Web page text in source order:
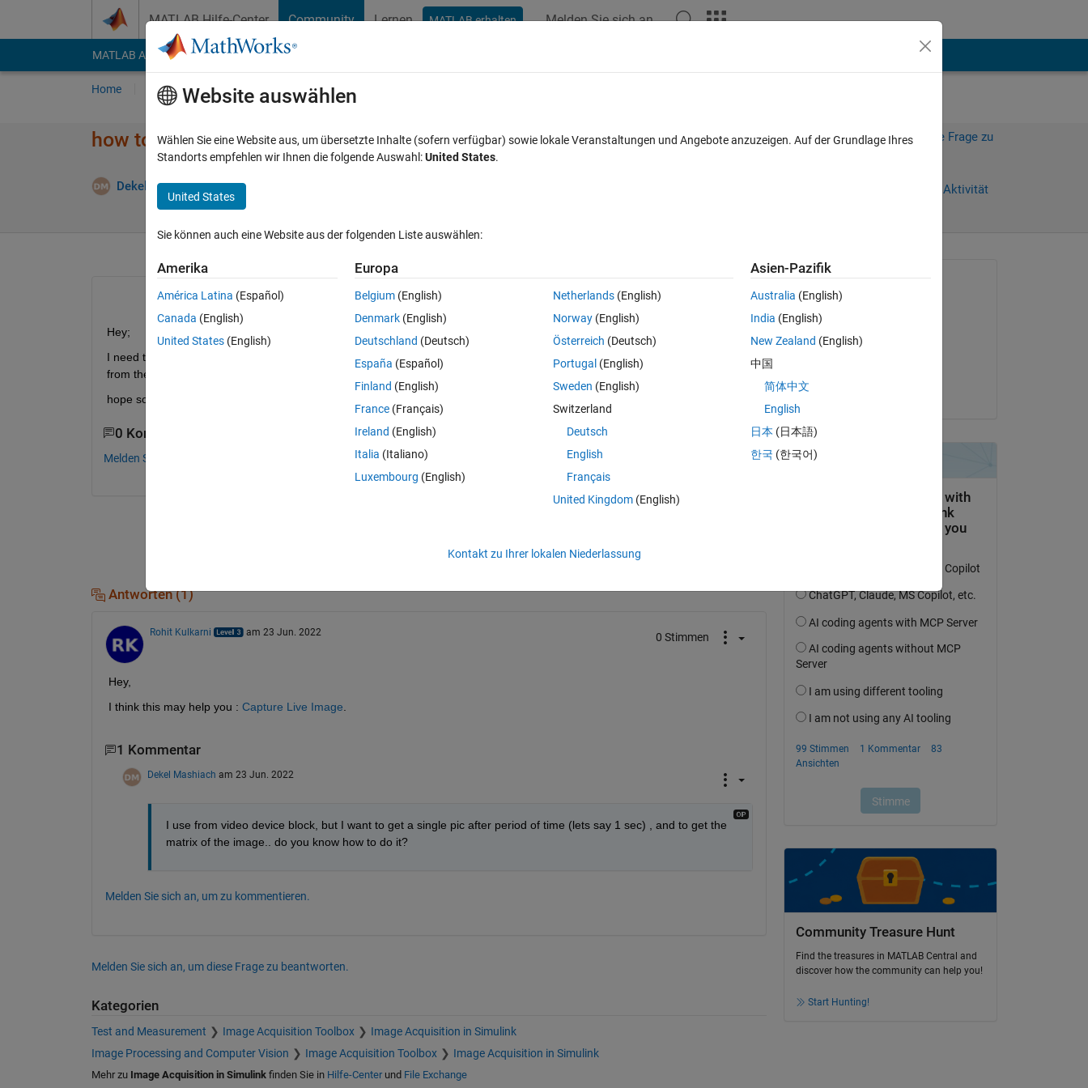
MATLAB Hilfe-Center Community Lernen MATLAB erhalten Melden Sie sich an
MATLAB Answers File Exchange Cody
Home Fragen Antworten Durchsuchen
how to get an image from webcam
Dekel Mashiach 23 Jun. 2022
Melden Sie sich an, um diese Frage zu
Anmelden, um Aktivität
0 Stimmen
Hey;
I need to get an image from webcam in simulink. I try to use "from video device" block and I dont know how to get snapshot
from the block...
hope someone can help..
0 Kommentare
Melden Sie sich an, um zu kommentieren.
WeiterleitenAnmelden, um Aktivität zu verfolgen
Antworten (1)
Rohit Kulkarni am 23 Jun. 2022 0 Stimmen
Hey,
I think this may help you : Capture Live Image.
1 Kommentar
Dekel Mashiach am 23 Jun. 2022
I use from video device block, but I want to get a single pic after period of time (lets say 1 sec) , and to get the
matrix of the image.. do you know how to do it?
Melden Sie sich an, um zu kommentieren.
Melden Sie sich an, um diese Frage zu beantworten.
Kategorien
Test and Measurement Image Acquisition Toolbox
Image Acquisition in Simulink
Image Processing and Computer Vision
Image Acquisition Toolbox Image Acquisition in Simulink
Mehr zu Image Acquisition in Simulinkfinden Sie in Hilfe-Centerund File Exchange
Dekel Mashiach
am 23 Jun. 2022
am 23 Jun. 2022
Community Treasure Hunt
Find the treasures in MATLAB Central and
discover how the community can help you!
Start Hunting!
Website auswählen
Wählen Sie eine Website aus, um übersetzte Inhalte (sofern verfügbar) sowie lokale Veranstaltungen und Angebote anzuzeigen. Auf der Grundlage Ihres
Standorts empfehlen wir Ihnen die folgende Auswahl:United States.
United States
Sie können auch eine Website aus der folgenden Liste auswählen:
Amerika
América Latina (Español)
Canada (English)
United States (English)
Europa
Belgium (English)
Denmark (English)
Deutschland (Deutsch)
España (Español)
Finland (English)
France (Français)
Ireland (English)
Italia (Italiano)
Luxembourg (English)
Netherlands(English)
Norway(English)
Österreich (Deutsch)
Portugal (English)
Sweden (English)
Switzerland
Deutsch
English
Français
United Kingdom(English)
Asien-Pazifik
Australia (English)
India (English)
New Zealand (English)
中国
简体中文
English
日本 (日本語)
한국 (한국어)
Kontakt zu Ihrer lokalen Niederlassung